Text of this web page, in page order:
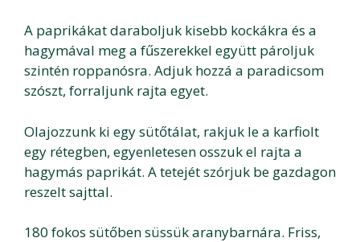
A paprikákat daraboljuk kisebb kockákra és a
hagymával meg a fűszerekkel együtt pároljuk
szintén roppanósra. Adjuk hozzá a paradicsom
szószt, forraljunk rajta egyet.
Olajozzunk ki egy sütőtálat, rakjuk le a karfiolt
egy rétegben, egyenletesen osszuk el rajta a
hagymás paprikát. A tetejét szórjuk be gazdagon
reszelt sajttal.
180 fokos sütőben süssük aranybarnára. Friss,